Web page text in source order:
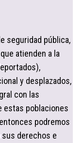
seguridad pública,
atienden a la
y desplazados,
con las
estas poblaciones
podremos
derechos e